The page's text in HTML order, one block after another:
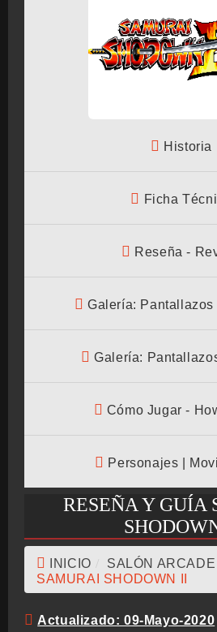
GUÍA BÁSICA
Historia
Ficha
Reseña -
Galería:
Galería:
Cómo Jugar -
Personajes |
RESEÑA Y GUÍA
INICIO SALÓN ARCADE
SAMURAI SHODOWN II
Actualizado: 09-Mayo-2020